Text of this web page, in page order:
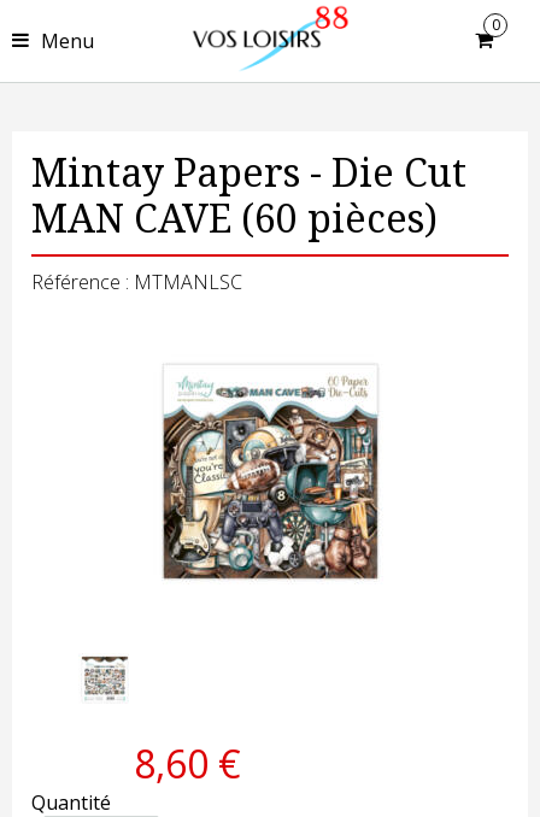
Menu
0
Mintay Papers - Die Cut
MAN CAVE (60 pièces)
Référence : MTMANLSC
8,60 €
Quantité